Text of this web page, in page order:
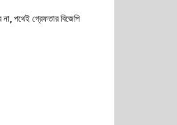
পথেই গ্রেফতার বিজেপি